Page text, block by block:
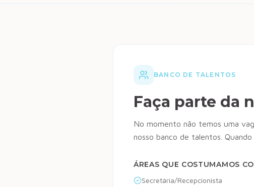
BANCO DE TALENTOS
Faça parte da
No momento não temos uma
nosso banco de talentos.
ÁREAS QUE COSTUMAMOS
Secretária/Recepcionista